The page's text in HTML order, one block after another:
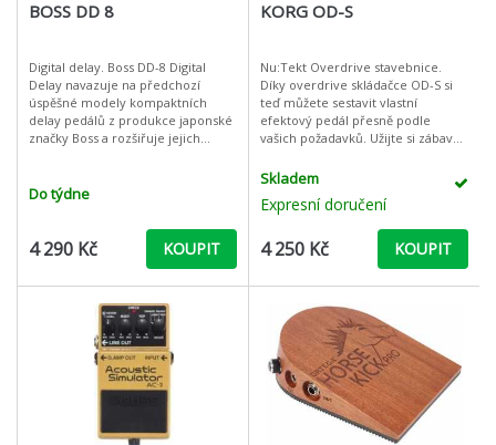
BOSS DD 8
Digital delay. Boss DD-8 Digital
Delay navazuje na předchozí
úspěšné modely kompaktních
delay pedálů z produkce japonské
značky Boss a rozšiřuje jejich
nejnašlapa
Do týdne
4 290 Kč KOUPIT
KORG OD-S
Nu:Tekt Overdrive stavebnice.
Díky overdrive skládačce OD-S si
teď můžete sestavit vlastní
efektový pedál přesně podle
vašich požadavků. Užijte si zábavu
vlastního vkusu sestavíte svůj vlast
Skladem
Expresní doručení
4 250 Kč KOUPIT